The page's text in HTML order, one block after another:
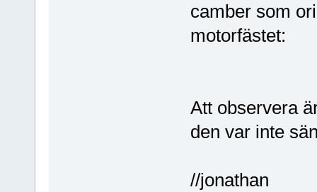
camber som
motorfästet:
Att observera
den var inte
//jonathan